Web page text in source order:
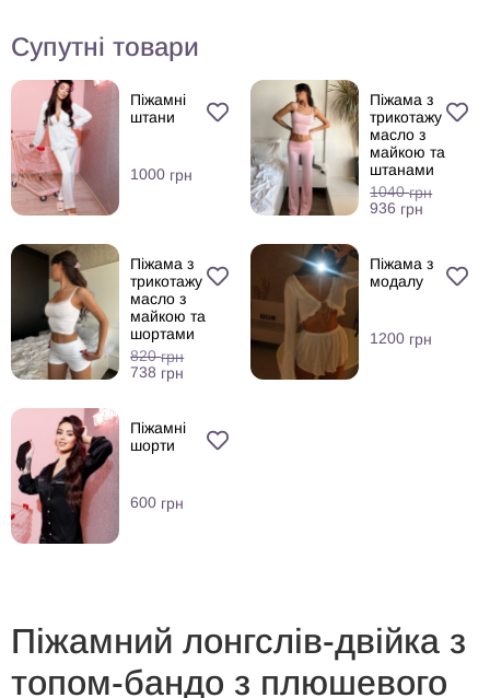
Супутні товари
Піжамні
штани
1000 грн
Піжама з
трикотажу
масло з
майкою та
штанами
1040грн
936 грн
Піжама з
трикотажу
масло з
майкою та
шортами
820грн
738 грн
Піжама з
модалу
1200 грн
Піжамні
шорти
600 грн
Піжамний лонгслів-двійка з
топом-бандо з плюшевого